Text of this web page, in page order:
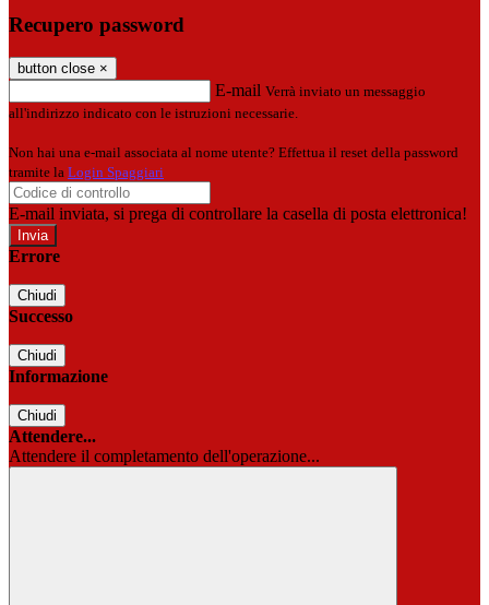
Recupero password
button close ×
E-mail Verrà inviato un messaggio
all'indirizzo indicato con le istruzioni necessarie.
Non hai una e-mail associata al nome utente? Effettua il reset della password
tramite la Login Spaggiari
E-mail inviata, si prega di controllare la casella di posta elettronica!
Errore
Chiudi
Successo
Chiudi
Informazione
Chiudi
Attendere...
Attendere il completamento dell'operazione...